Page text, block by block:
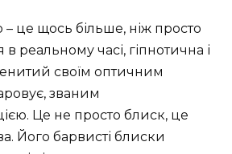
– це щось більше, ніж просто
в реальному часі, гіпнотична і
своїм оптичним
званим
Це не просто блиск, це
Його барвисті блиски